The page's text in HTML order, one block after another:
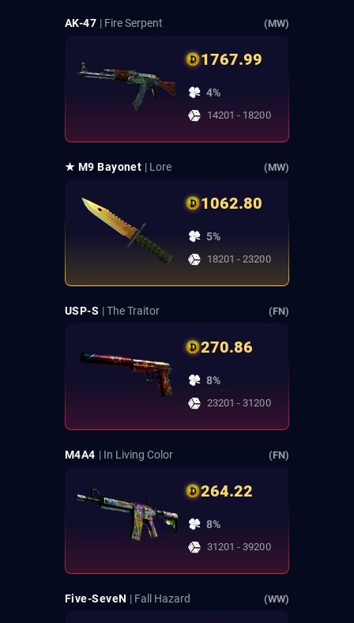
AK-47 | Fire Serpent (MW)
1767.99
4%
14201 - 18200
★ M9 Bayonet | Lore (MW)
1062.80
5%
18201 - 23200
USP-S | The Traitor (FN)
270.86
8%
23201 - 31200
M4A4 | In Living Color (FN)
264.22
8%
31201 - 39200
Five-SeveN | Fall Hazard (WW)